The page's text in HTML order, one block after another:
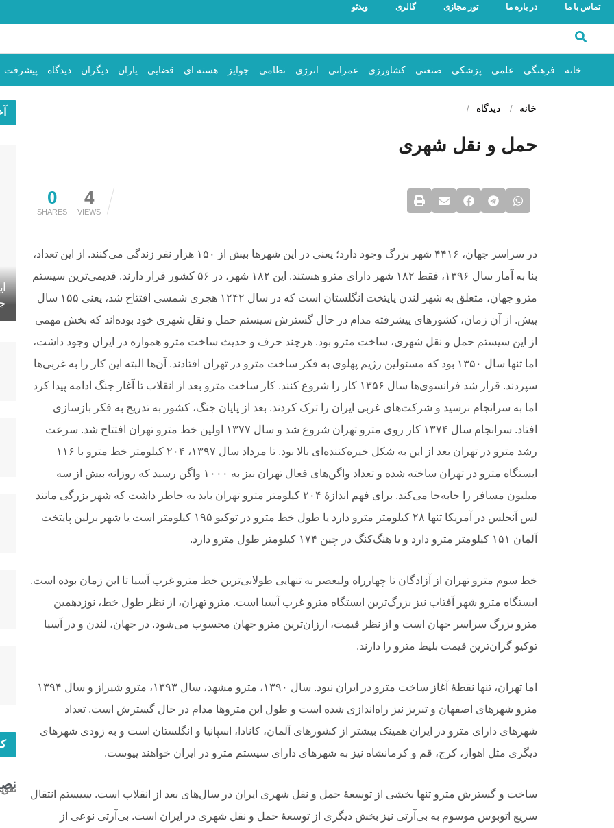
تماس با ما در باره ما تور مجازی گالری ویدئو
خانه فرهنگی علمی پزشکی صنعتی کشاورزی عمرانی انرژی نظامی جوایز هسته ای قضایی یاران دیگران دیدگاه پیشرفت
خانه دیدگاه
حمل و نقل شهری
0
SHARES
4
VIEWS
در سراسر جهان، ۴۴۱۶ شهر بزرگ وجود دارد؛ یعنی در این شهرها بیش از ۱۵۰ هزار نفر زندگی می‌کنند. از این تعداد،
بنا به آمار سال ۱۳۹۶، فقط ۱۸۲ شهر دارای مترو هستند. این ۱۸۲ شهر، در ۵۶ کشور قرار دارند. قدیمی‌ترین سیستم
مترو جهان، متعلق به شهر لندن پایتخت انگلستان است که در سال ۱۲۴۲ هجری شمسی افتتاح شد، یعنی ۱۵۵ سال
پیش. از آن زمان، کشورهای پیشرفته مدام در حال گسترش سیستم حمل و نقل شهری خود بوده‌اند که بخش مهمی
از این سیستم حمل و نقل شهری، ساخت مترو بود. هرچند حرف و حدیث ساخت مترو همواره در ایران وجود داشت،
اما تنها سال ۱۳۵۰ بود که مسئولین رژیم پهلوی به فکر ساخت مترو در تهران افتادند. آن‌ها البته این کار را به غربی‌ها
سپردند. قرار شد فرانسوی‌ها سال ۱۳۵۶ کار را شروع کنند. کار ساخت مترو بعد از انقلاب تا آغاز جنگ ادامه پیدا کرد
اما به سرانجام نرسید و شرکت‌های غربی ایران را ترک کردند. بعد از پایان جنگ، کشور به تدریج به فکر بازسازی
افتاد. سرانجام سال ۱۳۷۴ کار روی مترو تهران شروع شد و سال ۱۳۷۷ اولین خط مترو تهران افتتاح شد. سرعت
رشد مترو در تهران بعد از این به شکل خیره‌کننده‌ای بالا بود. تا مرداد سال ۱۳۹۷، ۲۰۴ کیلومتر خط مترو با ۱۱۶
ایستگاه مترو در تهران ساخته شده و تعداد واگن‌های فعال تهران نیز به ۱۰۰۰ واگن رسید که روزانه بیش از سه
میلیون مسافر را جابه‌جا می‌کند. برای فهم اندازۀ ۲۰۴ کیلومتر مترو تهران باید به خاطر داشت که شهر بزرگی مانند
لس آنجلس در آمریکا تنها ۲۸ کیلومتر مترو دارد یا طول خط مترو در توکیو ۱۹۵ کیلومتر است یا شهر برلین پایتخت
آلمان ۱۵۱ کیلومتر مترو دارد و یا هنگ‌کنگ در چین ۱۷۴ کیلومتر طول مترو دارد.
خط سوم مترو تهران از آزادگان تا چهارراه ولیعصر به تنهایی طولانی‌ترین خط مترو غرب آسیا تا این زمان بوده است.
ایستگاه مترو شهر آفتاب نیز بزرگ‌ترین ایستگاه مترو غرب آسیا است. مترو تهران، از نظر طول خط، نوزدهمین
مترو بزرگ سراسر جهان است و از نظر قیمت، ارزان‌ترین مترو جهان محسوب می‌شود. در جهان، لندن و در آسیا
توکیو گران‌ترین قیمت بلیط مترو را دارند.
اما تهران، تنها نقطۀ آغاز ساخت مترو در ایران نبود. سال ۱۳۹۰، مترو مشهد، سال ۱۳۹۳، مترو شیراز و سال ۱۳۹۴
مترو شهرهای اصفهان و تبریز نیز راه‌اندازی شده است و طول این متروها مدام در حال گسترش است. تعداد
شهرهای دارای مترو در ایران همینک بیشتر از کشورهای آلمان، کانادا، اسپانیا و انگلستان است و به زودی شهرهای
دیگری مثل اهواز، کرج، قم و کرمانشاه نیز به شهرهای دارای سیستم مترو در ایران خواهند پیوست.
ساخت و گسترش مترو تنها بخشی از توسعۀ حمل و نقل شهری ایران در سال‌های بعد از انقلاب است. سیستم انتقال
سریع اتوبوس موسوم به بی‌آر‌تی نیز بخش دیگری از توسعۀ حمل و نقل شهری در ایران است. بی‌آرتی نوعی از